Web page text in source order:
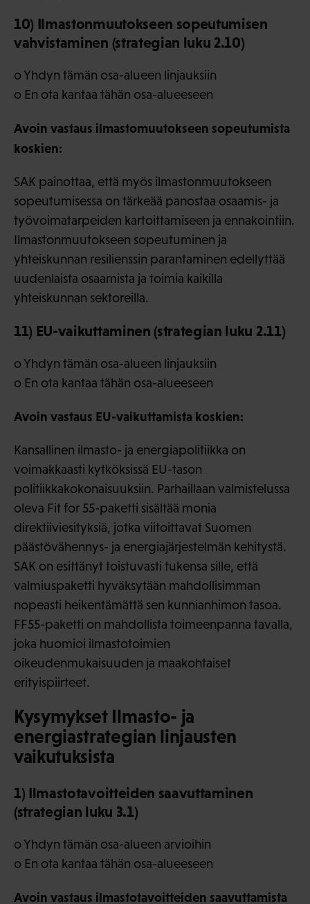
10) Ilmastonmuutokseen sopeutumisen
vahvistaminen (strategian luku 2.10)
o Yhdyn tämän osa-alueen linjauksiin
o En ota kantaa tähän osa-alueeseen
Avoin vastaus ilmastomuutokseen sopeutumista
koskien:
SAK painottaa, että myös ilmastonmuutokseen
sopeutumisessa on tärkeää panostaa osaamis- ja
työvoimatarpeiden kartoittamiseen ja ennakointiin.
Ilmastonmuutokseen sopeutuminen ja
yhteiskunnan resilienssin parantaminen edellyttää
uudenlaista osaamista ja toimia kaikilla
yhteiskunnan sektoreilla.
11) EU-vaikuttaminen (strategian luku 2.11)
o Yhdyn tämän osa-alueen linjauksiin
o En ota kantaa tähän osa-alueeseen
Avoin vastaus EU-vaikuttamista koskien:
Kansallinen ilmasto- ja energiapolitiikka on
voimakkaasti kytköksissä EU-tason
politiikkakokonaisuuksiin. Parhaillaan valmistelussa
oleva Fit for 55-paketti sisältää monia
direktiiviesityksiä, jotka viitoittavat Suomen
päästövähennys- ja energiajärjestelmän kehitystä.
SAK on esittänyt toistuvasti tukensa sille, että
valmiuspaketti hyväksytään mahdollisimman
nopeasti heikentämättä sen kunnianhimon tasoa.
FF55-paketti on mahdollista toimeenpanna tavalla,
joka huomioi ilmastotoimien
oikeudenmukaisuuden ja maakohtaiset
erityispiirteet.
Kysymykset Ilmasto- ja
energiastrategian linjausten
vaikutuksista
1) Ilmastotavoitteiden saavuttaminen
(strategian luku 3.1)
o Yhdyn tämän osa-alueen arvioihin
o En ota kantaa tähän osa-alueeseen
Avoin vastaus ilmastotavoitteiden saavuttamista